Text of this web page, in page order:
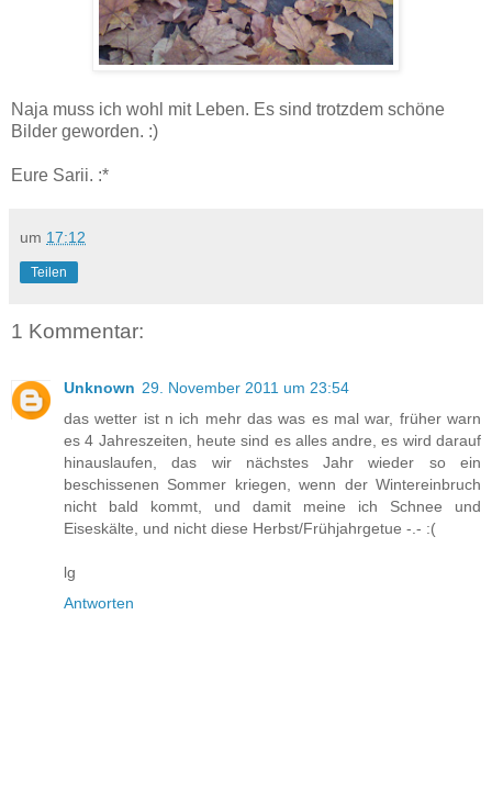
Naja muss ich wohl mit Leben. Es sind trotzdem schöne
Bilder geworden. :)
Eure Sarii. :*
um 17:12
Teilen
1 Kommentar:
Unknown 29. November 2011 um 23:54
das wetter ist n ich mehr das was es mal war, früher warn
es 4 Jahreszeiten, heute sind es alles andre, es wird darauf
hinauslaufen, das wir nächstes Jahr wieder so ein
beschissenen Sommer kriegen, wenn der Wintereinbruch
nicht bald kommt, und damit meine ich Schnee und
Eiseskälte, und nicht diese Herbst/Frühjahrgetue -.- :(
lg
Antworten